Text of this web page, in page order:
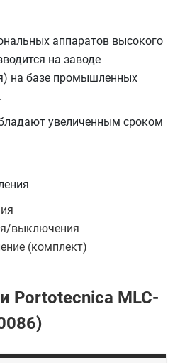
аппаратов высокого
на заводе
на базе промышленных
увеличенным сроком
выключения
(комплект)
Portotecnica MLC-